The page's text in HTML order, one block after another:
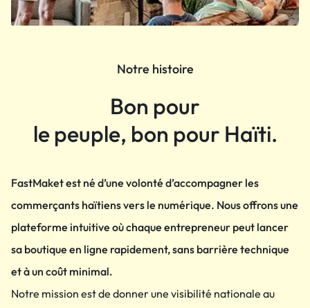
Notre histoire
Bon pour
le peuple, bon pour Haïti.
FastMaket est né d’une volonté d’accompagner les
commerçants haïtiens vers le numérique. Nous offrons une
plateforme intuitive où chaque entrepreneur peut lancer
sa boutique en ligne rapidement, sans barrière technique
et à un coût minimal.
Notre mission est de donner une visibilité nationale au